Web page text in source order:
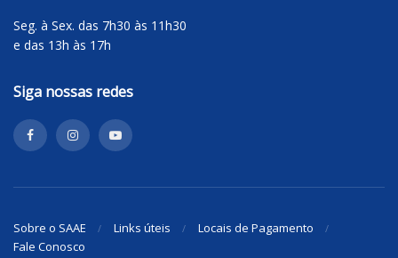
Seg. à Sex. das 7h30 às 11h30
e das 13h às 17h
Siga nossas redes
Sobre o SAAE Links úteis
Locais de Pagamento
Fale Conosco